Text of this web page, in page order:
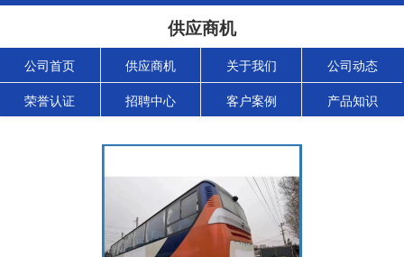
供应商机
公司首页 供应商机 关于我们 公司动态
荣誉认证 招聘中心 客户案例 产品知识